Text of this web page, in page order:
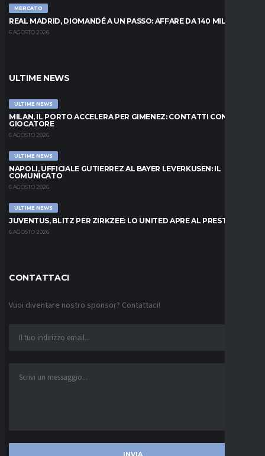
MERCATO
REAL MADRID, DIOMANDÉ A UN PASSO: AFFARE DA 140 MILIONI
6 AGOSTO 2026
ULTIME NEWS
ULTIME NEWS
MILAN, IL PORTO ACCELERA PER GIMENEZ: CONTATTI CON IL
GIOCATORE
6 AGOSTO 2026
ULTIME NEWS
NAPOLI, UFFICIALE GUTIERREZ AL BAYER LEVERKUSEN: IL
COMUNICATO
6 AGOSTO 2026
ULTIME NEWS
JUVENTUS, BLITZ PER ZIRKZEE: LO UNITED APRE AL PRESTITO
6 AGOSTO 2026
CONTATTACI
Vuoi diventare nostro sponsor? Contattaci!